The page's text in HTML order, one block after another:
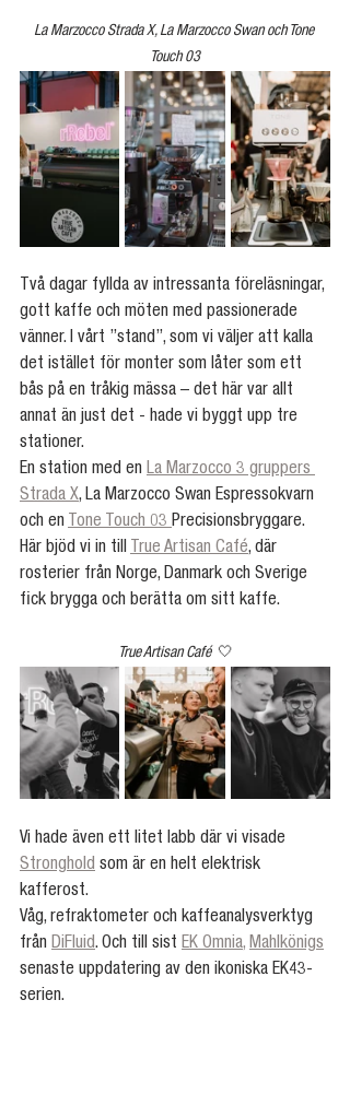
La Marzocco Strada X, La Marzocco Swan och Tone
Touch 03
Två dagar fyllda av intressanta föreläsningar,
gott kaffe och möten med passionerade
vänner. I vårt ”stand”, som vi väljer att kalla
det istället för monter som låter som ett
bås på en tråkig mässa – det här var allt
annat än just det - hade vi byggt upp tre
stationer.
En station med en La Marzocco 3 gruppers
Strada X, La Marzocco Swan Espressokvarn
och en Tone Touch 03 Precisionsbryggare.
Här bjöd vi in till True Artisan Café, där
rosterier från Norge, Danmark och Sverige
fick brygga och berätta om sitt kaffe.
True Artisan Café 🤍
Vi hade även ett litet labb där vi visade
Stronghold som är en helt elektrisk
kafferost.
Våg, refraktometer och kaffeanalysverktyg
från DiFluid. Och till sist EK Omnia, Mahlkönigs
senaste uppdatering av den ikoniska EK43-
serien.